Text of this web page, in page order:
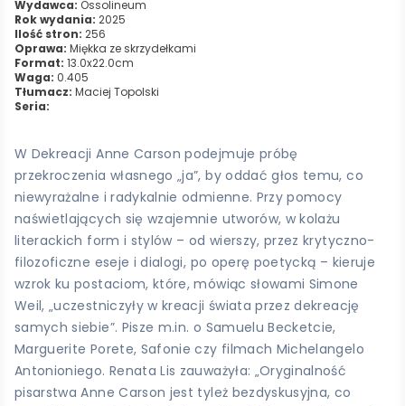
Wydawca: Ossolineum
Rok wydania: 2025
Ilość stron: 256
Oprawa: Miękka ze skrzydełkami
Format: 13.0x22.0cm
Waga: 0.405
Tłumacz: Maciej Topolski
Seria:
W Dekreacji Anne Carson podejmuje próbę
przekroczenia własnego „ja”, by oddać głos temu, co
niewyrażalne i radykalnie odmienne. Przy pomocy
naświetlających się wzajemnie utworów, w kolażu
literackich form i stylów – od wierszy, przez krytyczno-
filozoficzne eseje i dialogi, po operę poetycką – kieruje
wzrok ku postaciom, które, mówiąc słowami Simone
Weil, „uczestniczyły w kreacji świata przez dekreację
samych siebie”. Pisze m.in. o Samuelu Becketcie,
Marguerite Porete, Safonie czy filmach Michelangelo
Antonioniego. Renata Lis zauważyła: „Oryginalność
pisarstwa Anne Carson jest tyleż bezdyskusyjna, co